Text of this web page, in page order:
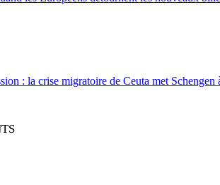
: la crise migratoire de Ceuta met Schengen